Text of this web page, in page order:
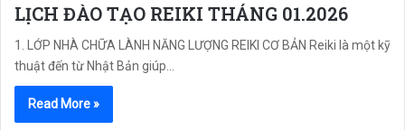
LỊCH ĐÀO TẠO REIKI THÁNG 01.2026
1. LỚP NHÀ CHỮA LÀNH NĂNG LƯỢNG REIKI CƠ BẢN Reiki là một kỹ
thuật đến từ Nhật Bản giúp…
Read More »